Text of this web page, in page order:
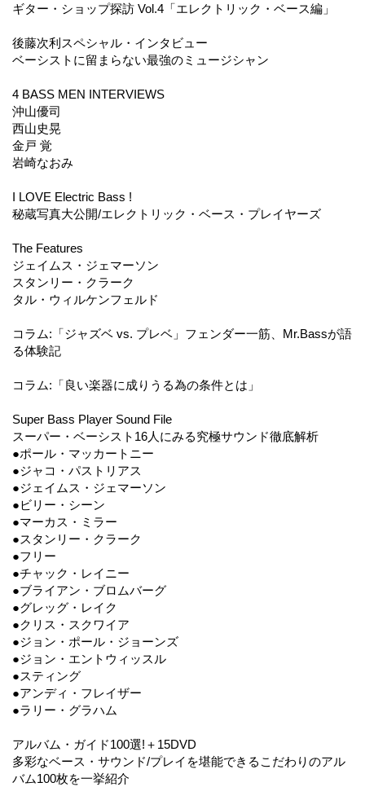
ギター・ショップ探訪 Vol.4「エレクトリック・ベース編」
後藤次利スペシャル・インタビュー
ベーシストに留まらない最強のミュージシャン
4 BASS MEN INTERVIEWS
沖山優司
西山史晃
金戸 覚
岩崎なおみ
I LOVE Electric Bass !
秘蔵写真大公開/エレクトリック・ベース・プレイヤーズ
The Features
ジェイムス・ジェマーソン
スタンリー・クラーク
タル・ウィルケンフェルド
コラム:「ジャズベ vs. プレベ」フェンダー一筋、Mr.Bassが語
る体験記
コラム:「良い楽器に成りうる為の条件とは」
Super Bass Player Sound File
スーパー・ベーシスト16人にみる究極サウンド徹底解析
●ポール・マッカートニー
●ジャコ・パストリアス
●ジェイムス・ジェマーソン
●ビリー・シーン
●マーカス・ミラー
●スタンリー・クラーク
●フリー
●チャック・レイニー
●ブライアン・ブロムバーグ
●グレッグ・レイク
●クリス・スクワイア
●ジョン・ポール・ジョーンズ
●ジョン・エントウィッスル
●スティング
●アンディ・フレイザー
●ラリー・グラハム
アルバム・ガイド100選!＋15DVD
多彩なベース・サウンド/プレイを堪能できるこだわりのアル
バム100枚を一挙紹介